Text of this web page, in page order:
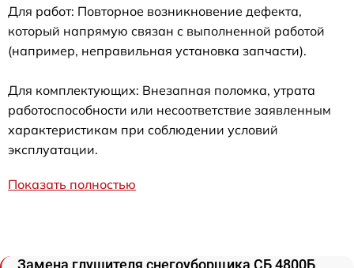
Для работ: Повторное возникновение дефекта,
который напрямую связан с выполненной работой
(например, неправильная установка запчасти).
Для комплектующих: Внезапная поломка, утрата
работоспособности или несоответствие заявленным
характеристикам при соблюдении условий
эксплуатации.
Показать полностью
Замена глушителя снегоуборщика СБ 4800Б